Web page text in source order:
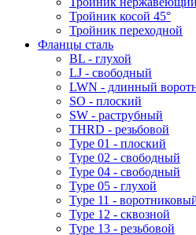
Тройник косой 45°
Тройник переходной
Фланцы сталь
BL - глухой
LJ - свободный
LWN - длинный
SO - плоский
SW - раструбный
THRD - резьбовой
Type 01 - плоский
Type 02 - свободный
Type 04 - свободный
Type 05 - глухой
Type 11 -
Type 12 - сквозной
Type 13 - резьбовой